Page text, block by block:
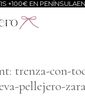
EN PENÍNSULA
trenza-con-
pellejero-